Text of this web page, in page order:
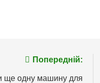
Попередній:
ще одну машину для